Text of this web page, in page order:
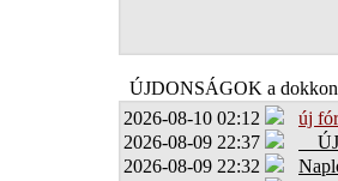
ÚJDONSÁGOK a dokkon
2026-08-10 02:12
új
2026-08-09 22:37
ÚJ
2026-08-09 22:32